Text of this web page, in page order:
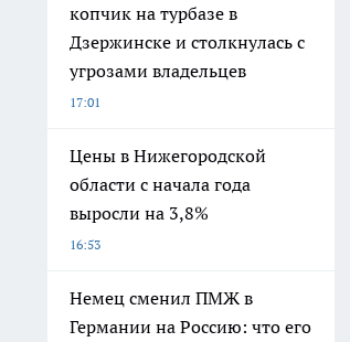
копчик на турбазе в
Дзержинске и столкнулась с
угрозами владельцев
17:01
Цены в Нижегородской
области с начала года
выросли на 3,8%
16:53
Немец сменил ПМЖ в
Германии на Россию: что его